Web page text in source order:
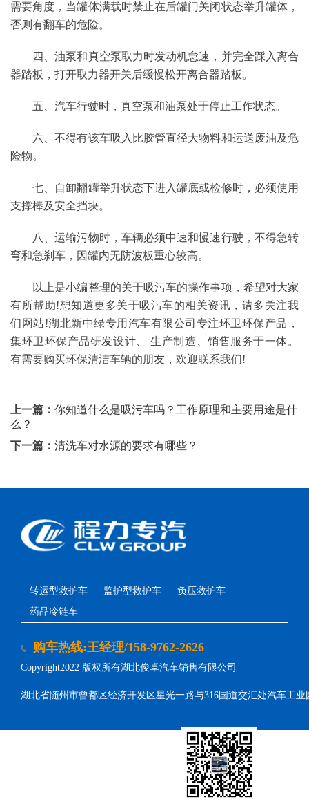
需要角度，当罐体满载时禁止在后罐门关闭状态举升罐体，
否则有翻车的危险。
四、油泵和真空泵取力时发动机怠速，并完全踩入离合
器踏板，打开取力器开关后缓慢松开离合器踏板。
五、汽车行驶时，真空泵和油泵处于停止工作状态。
六、不得有该车吸入比胶管直径大物料和运送废油及危
险物。
七、自卸翻罐举升状态下进入罐底或检修时，必须使用
支撑棒及安全挡块。
八、运输污物时，车辆必须中速和慢速行驶，不得急转
弯和急刹车，因罐内无防波板重心较高。
以上是小编整理的关于吸污车的操作事项，希望对大家
有所帮助!想知道更多关于吸污车的相关资讯，请多关注我
们网站!湖北新中绿专用汽车有限公司专注环卫环保产品，
集环卫环保产品研发设计、 生产制造、销售服务于一体。
有需要购买环保清洁车辆的朋友，欢迎联系我们!
上一篇： 你知道什么是吸污车吗？工作原理和主要用途是什
么？
下一篇： 清洗车对水源的要求有哪些？
转运型救护车 监护型救护车
负压救护车
药品冷链车
购车热线:王经理/158-9762-2626
Copyright2022 版权所有湖北俊卓汽车销售有限公司
湖北省随州市曾都区经济开发区星光一路与316国道交汇处汽车工